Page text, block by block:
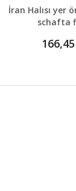
DETAYLAR
İran Halısı yer
schafta